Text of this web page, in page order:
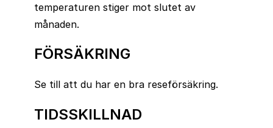
temperaturen stiger mot slutet av
månaden.
FÖRSÄKRING
Se till att du har en bra reseförsäkring.
TIDSSKILLNAD